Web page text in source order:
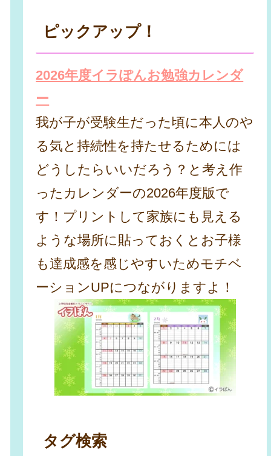
ピックアップ！
2026年度イラぽんお勉強カレンダ
ー
我が子が受験生だった頃に本人のや
る気と持続性を持たせるためには
どうしたらいいだろう？と考え作
ったカレンダーの2026年度版で
す！プリントして家族にも見える
ような場所に貼っておくとお子様
も達成感を感じやすいためモチベ
ーションUPにつながりますよ！
タグ検索